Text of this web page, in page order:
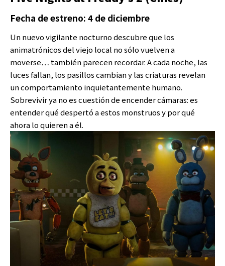
Fecha de estreno: 4 de diciembre
Un nuevo vigilante nocturno descubre que los
animatrónicos del viejo local no sólo vuelven a
moverse… también parecen recordar. A cada noche, las
luces fallan, los pasillos cambian y las criaturas revelan
un comportamiento inquietantemente humano.
Sobrevivir ya no es cuestión de encender cámaras: es
entender qué despertó a estos monstruos y por qué
ahora lo quieren a él.